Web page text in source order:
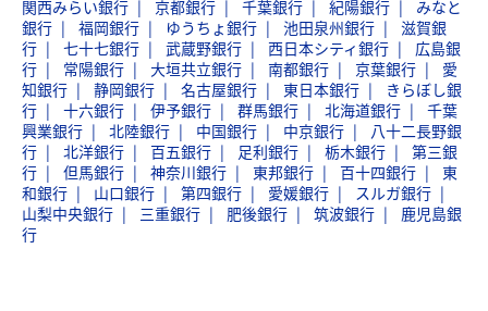
関西みらい銀行 京都銀行 千葉銀行 紀陽銀行
みなと
銀行
福岡銀行 ゆうちょ銀行 池田泉州銀行
滋賀銀
行
七十七銀行 武蔵野銀行 西日本シティ銀行
広島銀
行
常陽銀行 大垣共立銀行 南都銀行 京葉銀行
愛
知銀行
静岡銀行 名古屋銀行 東日本銀行
きらぼし銀
行
十六銀行 伊予銀行 群馬銀行 北海道銀行
千葉
興業銀行
北陸銀行 中国銀行 中京銀行
八十二長野銀
行
北洋銀行 百五銀行 足利銀行 栃木銀行
第三銀
行
但馬銀行 神奈川銀行 東邦銀行 百十四銀行
東
和銀行
山口銀行 第四銀行 愛媛銀行
スルガ銀行
山梨中央銀行
三重銀行 肥後銀行 筑波銀行
鹿児島銀
行